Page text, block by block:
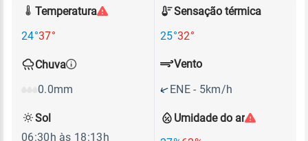
Temperatura
24°37°
Sensação térmica
25°32°
Chuva
0.0mm
Umidade do ar
Vento
ENE - 5km/h
Sol
06:30h às 18:13h